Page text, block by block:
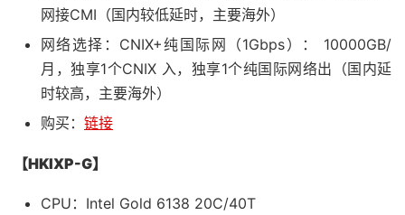
网接CMI（国内较低延时，主要海外）
网络选择：CNIX+纯国际网（1Gbps）： 10000GB/
月，独享1个CNIX 入，独享1个纯国际网络出（国内延
时较高，主要海外）
购买： 链接
【HKIXP-G】
CPU：Intel Gold 6138 20C/40T